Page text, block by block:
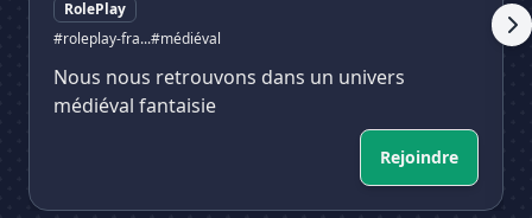
RolePlay
#roleplay-fra...#médiéval
Nous nous retrouvons dans un univers
médiéval fantaisie
Rejoindre